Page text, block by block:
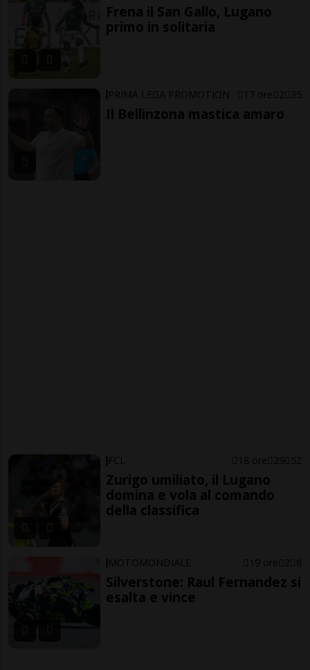
Frena il San Gallo, Lugano
primo in solitaria
PRIMA LEGA PROMOTION 17 ore 2 35
Il Bellinzona mastica amaro
FCL 18 ore 29 52
Zurigo umiliato, il Lugano
domina e vola al comando
della classifica
MOTOMONDIALE 19 ore 2 8
Silverstone: Raul Fernandez si
esalta e vince